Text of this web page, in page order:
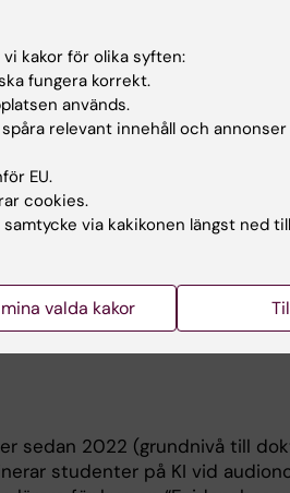
förutsättningar för att barn
sitt lärande och må bra
kring den yngsta målgruppen
lång sikt. Jag har ett särskilt
evidensbaserade metoder
för patienter
forskning uppkommer oftast
som
denna påverkar patienternas
sedan 2022 (grundnivå till
studenter på KI vid
kakor för olika syften:
fungera korrekt.
används.
relevant innehåll och
EU.
cookies.
via kakikonen längst ned
valda kakor